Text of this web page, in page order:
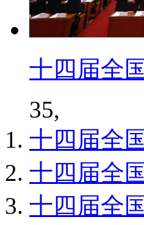
十四届全
35,
十四届全
十四届全
十四届全